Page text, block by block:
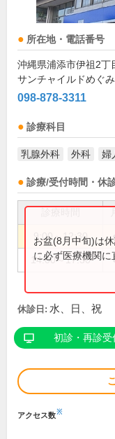
所在地・電話番号
沖縄県浦添市伊祖2丁
サンチャイルドめぐ
098-878-3311
診療科目
乳腺外科 外科 婦
診療/受付時間・休
9:00～12:30
14:00～17:30
お盆(8月中旬)は
に必ず医療機関に
休診日: 水、日、祝
初診・再診受
アクセス数※